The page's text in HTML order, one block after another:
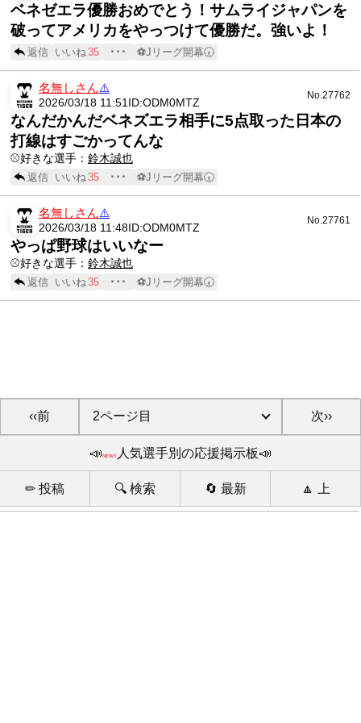
ベネゼエラ優勝おめでとう！サムライジャパンを
破ってアメリカをやっつけて優勝だ。強いよ！
返信 いいね 35 ･･･ ⚽Jリーグ開幕🕢
名無しさん⚠️
2026/03/18 11:51 ID:ODM0MTZ
No.27762
なんだかんだベネズエラ相手に5点取った日本の
打線はすごかってんな
⚾️好きな選手： 鈴木誠也
返信 いいね 35 ･･･ ⚽Jリーグ開幕🕢
名無しさん⚠️
2026/03/18 11:48 ID:ODM0MTZ
No.27761
やっぱ野球はいいなー
⚾️好きな選手： 鈴木誠也
返信 いいね 35 ･･･ ⚽Jリーグ開幕🕢
‹‹前 次››
📣NEW!!人気選手別の応援掲示板📣
✏ 投稿 🔍 検索 🔄 最新 🔼 上